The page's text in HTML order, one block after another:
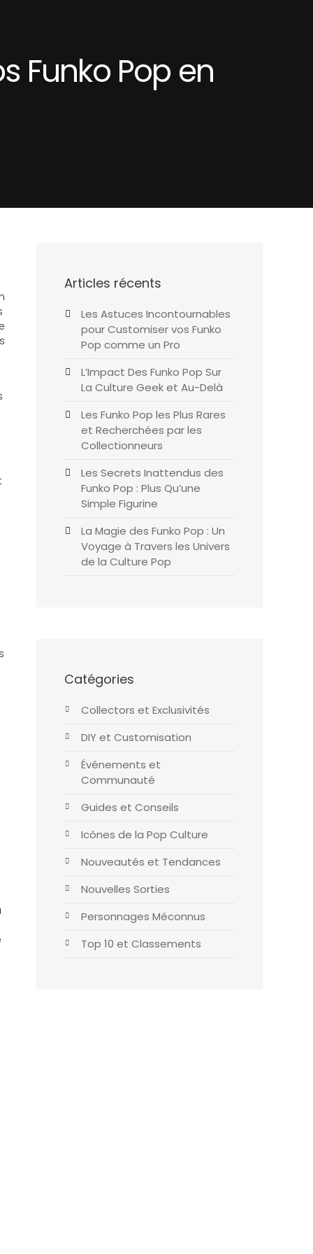
Funko Pop en
Articles récents
Les Astuces Incontournables
pour Customiser vos Funko
Pop comme un Pro
L’Impact Des Funko Pop Sur
La Culture Geek et Au-Delà
Les Funko Pop les Plus Rares
et Recherchées par les
Collectionneurs
Les Secrets Inattendus des
Funko Pop : Plus Qu’une
Simple Figurine
La Magie des Funko Pop : Un
Voyage à Travers les Univers
de la Culture Pop
Catégories
Collectors et Exclusivités
DIY et Customisation
Événements et
Communauté
Guides et Conseils
Icônes de la Pop Culture
Nouveautés et Tendances
Nouvelles Sorties
Personnages Méconnus
Top 10 et Classements